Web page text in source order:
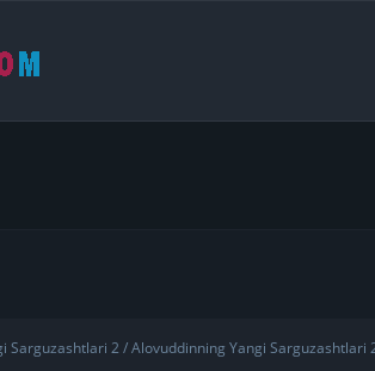
Sarguzashtlari 2 / Alovuddinning Yangi Sarguzashtlari